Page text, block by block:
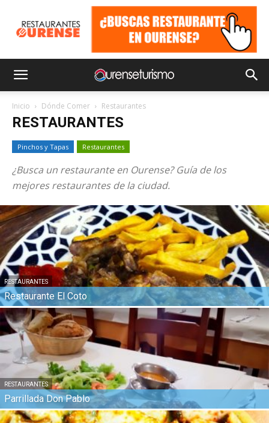
Inicio Dónde Comer Restaurantes
RESTAURANTES
Pinchos y Tapas Restaurantes
¿Busca un restaurante en Ourense? Guía de los
mejores restaurantes de la ciudad.
RESTAURANTES
Restaurante El Coto
RESTAURANTES
Parrillada Don Pablo